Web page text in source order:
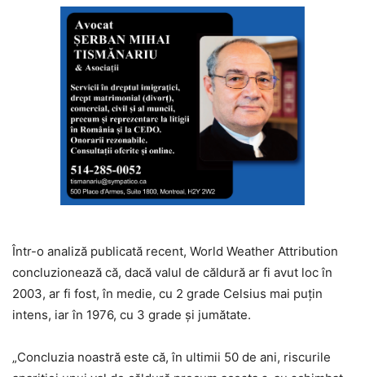
Într-o analiză publicată recent, World Weather Attribution
concluzionează că, dacă valul de căldură ar fi avut loc în
2003, ar fi fost, în medie, cu 2 grade Celsius mai puțin
intens, iar în 1976, cu 3 grade și jumătate.
„Concluzia noastră este că, în ultimii 50 de ani, riscurile